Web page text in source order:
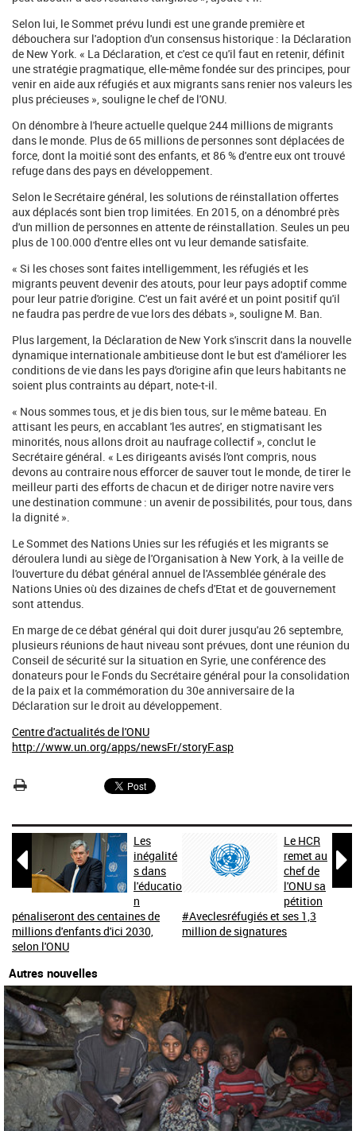
Selon lui, le Sommet prévu lundi est une grande première et
débouchera sur l'adoption d'un consensus historique : la Déclaration
de New York. « La Déclaration, et c'est ce qu'il faut en retenir, définit
une stratégie pragmatique, elle-même fondée sur des principes, pour
venir en aide aux réfugiés et aux migrants sans renier nos valeurs les
plus précieuses », souligne le chef de l'ONU.
On dénombre à l'heure actuelle quelque 244 millions de migrants
dans le monde. Plus de 65 millions de personnes sont déplacées de
force, dont la moitié sont des enfants, et 86 % d'entre eux ont trouvé
refuge dans des pays en développement.
Selon le Secrétaire général, les solutions de réinstallation offertes
aux déplacés sont bien trop limitées. En 2015, on a dénombré près
d'un million de personnes en attente de réinstallation. Seules un peu
plus de 100.000 d'entre elles ont vu leur demande satisfaite.
« Si les choses sont faites intelligemment, les réfugiés et les
migrants peuvent devenir des atouts, pour leur pays adoptif comme
pour leur patrie d'origine. C'est un fait avéré et un point positif qu'il
ne faudra pas perdre de vue lors des débats », souligne M. Ban.
Plus largement, la Déclaration de New York s'inscrit dans la nouvelle
dynamique internationale ambitieuse dont le but est d'améliorer les
conditions de vie dans les pays d'origine afin que leurs habitants ne
soient plus contraints au départ, note-t-il.
« Nous sommes tous, et je dis bien tous, sur le même bateau. En
attisant les peurs, en accablant 'les autres', en stigmatisant les
minorités, nous allons droit au naufrage collectif », conclut le
Secrétaire général. « Les dirigeants avisés l'ont compris, nous
devons au contraire nous efforcer de sauver tout le monde, de tirer le
meilleur parti des efforts de chacun et de diriger notre navire vers
une destination commune : un avenir de possibilités, pour tous, dans
la dignité ».
Le Sommet des Nations Unies sur les réfugiés et les migrants se
déroulera lundi au siège de l'Organisation à New York, à la veille de
l'ouverture du débat général annuel de l'Assemblée générale des
Nations Unies où des dizaines de chefs d'Etat et de gouvernement
sont attendus.
En marge de ce débat général qui doit durer jusqu'au 26 septembre,
plusieurs réunions de haut niveau sont prévues, dont une réunion du
Conseil de sécurité sur la situation en Syrie, une conférence des
donateurs pour le Fonds du Secrétaire général pour la consolidation
de la paix et la commémoration du 30e anniversaire de la
Déclaration sur le droit au développement.
Centre d'actualités de l'ONU
http://www.un.org/apps/newsFr/storyF.asp

Les
inégalité
s dans
l'éducatio
n
pénaliseront des centaines de
millions d'enfants d'ici 2030,
selon l'ONU

Le HCR
remet au
chef de
l'ONU sa
pétition
#Aveclesréfugiés et ses 1,3
million de signatures
Autres nouvelles